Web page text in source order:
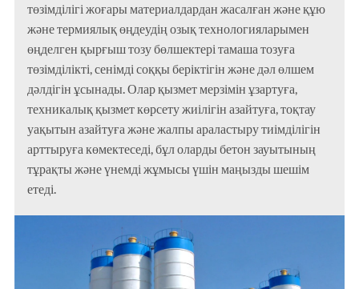
төзімділігі жоғары материалдардан жасалған және құю
және термиялық өңдеудің озық технологияларымен
өңделген қырғыш тозу бөлшектері тамаша тозуға
төзімділікті, сенімді соққы беріктігін және дәл өлшем
дәлдігін ұсынады. Олар қызмет мерзімін ұзартуға,
техникалық қызмет көрсету жиілігін азайтуға, тоқтау
уақытын азайтуға және жалпы араластыру тиімділігін
арттыруға көмектеседі, бұл оларды бетон зауытының
тұрақты және үнемді жұмысы үшін маңызды шешім
етеді.